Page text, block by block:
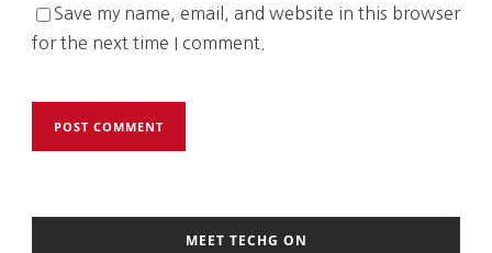
Save my name, email, and website in this browser
for the next time I comment.
MEET TECHG ON